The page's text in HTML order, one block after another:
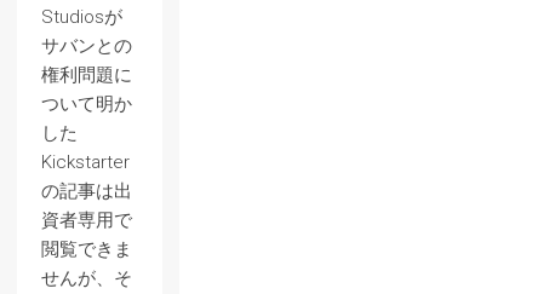
Studiosが
サバンとの
権利問題に
ついて明か
した
Kickstarter
の記事は出
資者専用で
閲覧できま
せんが、そ